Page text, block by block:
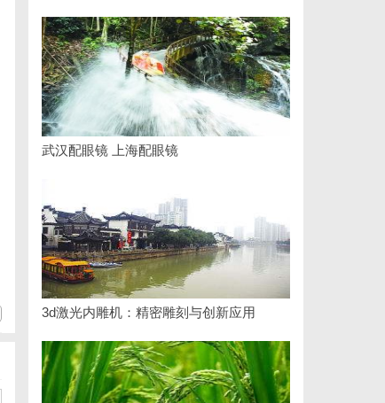
武汉配眼镜 上海配眼镜
3d激光内雕机：精密雕刻与创新应用